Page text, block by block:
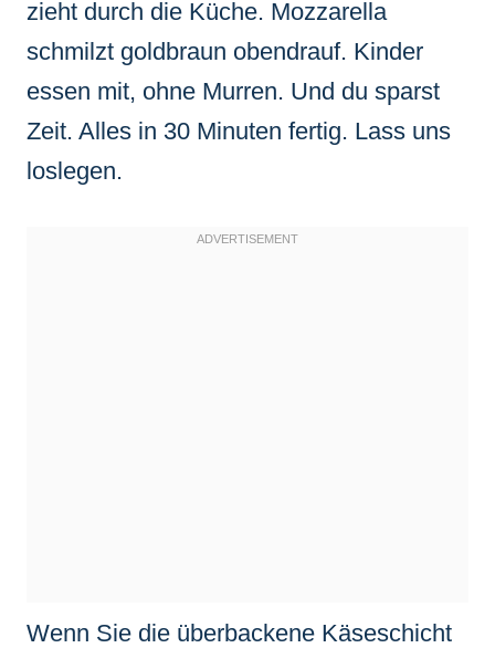
zieht durch die Küche. Mozzarella
schmilzt goldbraun obendrauf. Kinder
essen mit, ohne Murren. Und du sparst
Zeit. Alles in 30 Minuten fertig. Lass uns
loslegen.
Wenn Sie die überbackene Käseschicht